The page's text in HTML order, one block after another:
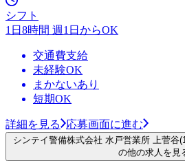
シフト
1日8時間 週1日からOK
交通費支給
未経験OK
まかないあり
短期OK
詳細を見る 応募画面に進む
シンテイ警備株式会社 水戸営業所 上菅谷
の他の求人を見